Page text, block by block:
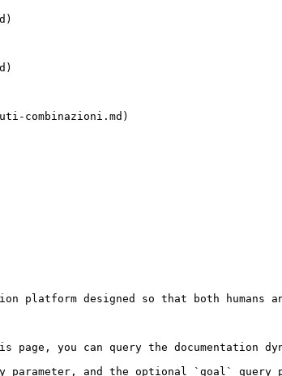
combinazioni.md)
platform designed so that both humans
you can query the documentation
parameter, and the optional `goal` query